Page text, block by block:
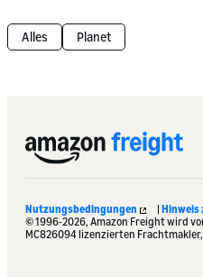
Alles Planet
Nutzungsbedingungen | Hinweis
© 1996-2026, Amazon Freight wird
MC826094 lizenzierten